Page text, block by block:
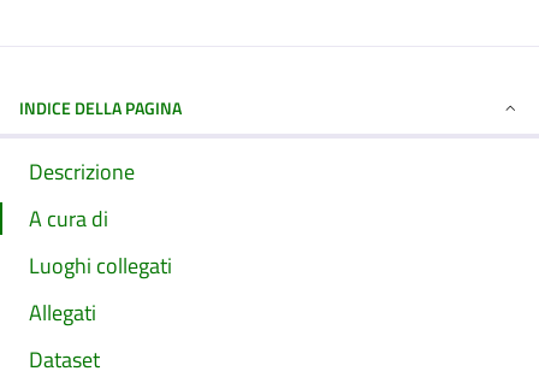
INDICE DELLA PAGINA
Descrizione
A cura di
Luoghi collegati
Allegati
Dataset